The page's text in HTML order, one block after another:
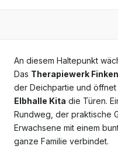
An diesem Haltepunkt
Das Therapiewerk
der Deichpartie und
Elbhalle Kita die Türen.
Rundweg, der praktische
Erwachsene mit einem
ganze Familie verbindet.